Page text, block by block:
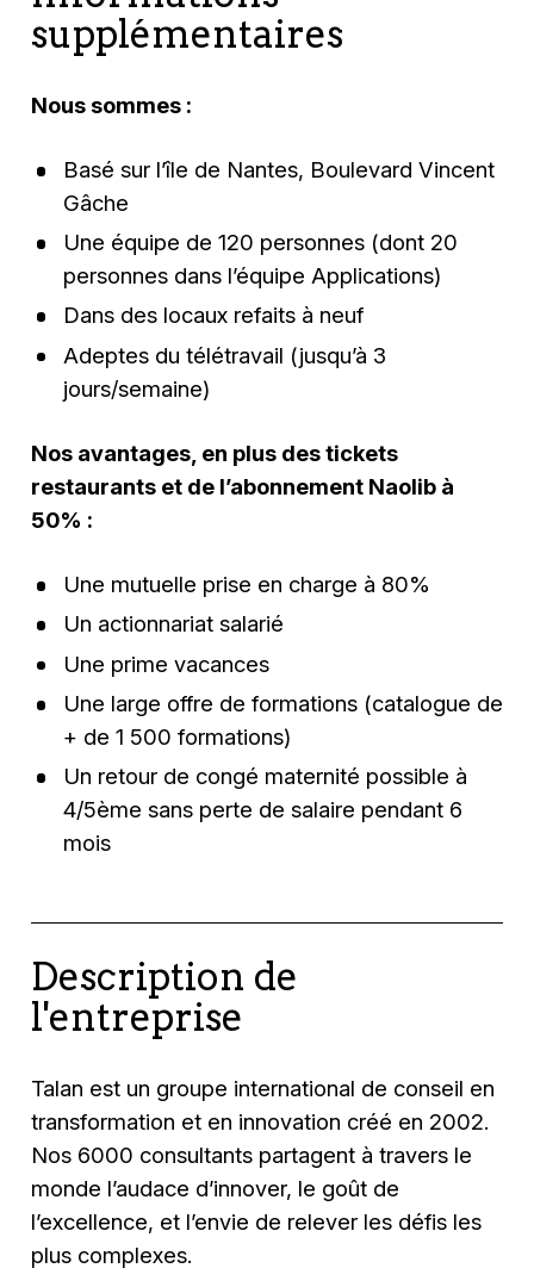
supplémentaires
Nous sommes :
Basé sur l’île de Nantes, Boulevard Vincent
Gâche
Une équipe de 120 personnes (dont 20
personnes dans l’équipe Applications)
Dans des locaux refaits à neuf
Adeptes du télétravail (jusqu’à 3
jours/semaine)
Nos avantages, en plus des tickets
restaurants et de l’abonnement Naolib à
50% :
Une mutuelle prise en charge à 80%
Un actionnariat salarié
Une prime vacances
Une large offre de formations (catalogue de
+ de 1 500 formations)
Un retour de congé maternité possible à
4/5ème sans perte de salaire pendant 6
mois
Description de
l'entreprise
Talan est un groupe international de conseil en
transformation et en innovation créé en 2002.
Nos 6000 consultants partagent à travers le
monde l’audace d’innover, le goût de
l’excellence, et l’envie de relever les défis les
plus complexes.